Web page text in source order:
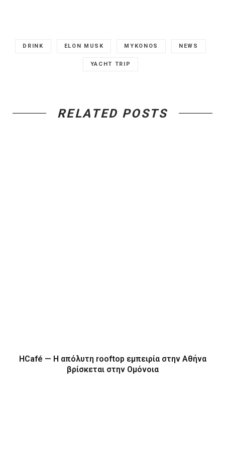
DRINK ELON MUSK MYKONOS NEWS
YACHT TRIP
RELATED POSTS
HCafé — Η απόλυτη rooftop εμπειρία στην Αθήνα
βρίσκεται στην Ομόνοια